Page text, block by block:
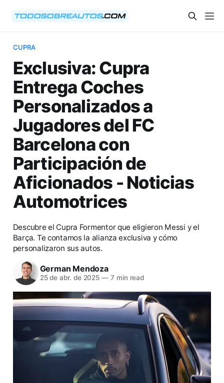
CUPRA
Exclusiva: Cupra
Entrega Coches
Personalizados a
Jugadores del FC
Barcelona con
Participación de
Aficionados - Noticias
Automotrices
Descubre el Cupra Formentor que eligieron Messi y el
Barça. Te contamos la alianza exclusiva y cómo
personalizaron sus autos.
German Mendoza
25 de abr. de 2025 — 7 min read